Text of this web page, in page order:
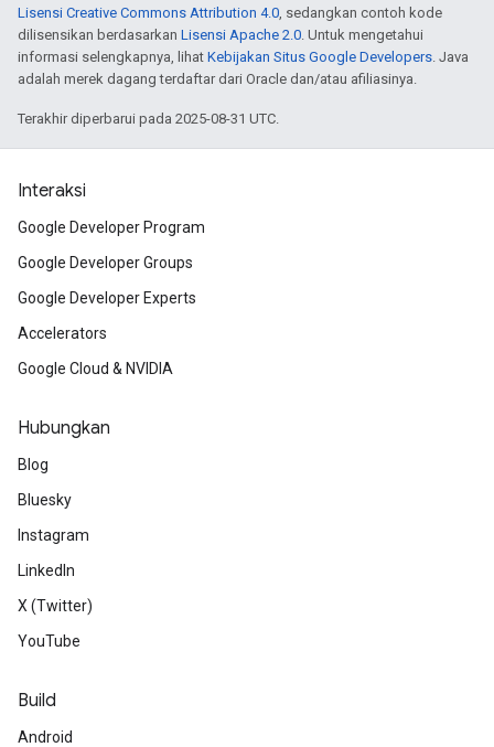
Lisensi Creative Commons Attribution 4.0, sedangkan contoh kode
dilisensikan berdasarkan Lisensi Apache 2.0. Untuk mengetahui
informasi selengkapnya, lihat Kebijakan Situs Google Developers. Java
adalah merek dagang terdaftar dari Oracle dan/atau afiliasinya.
Terakhir diperbarui pada 2025-08-31 UTC.
Interaksi
Google Developer Program
Google Developer Groups
Google Developer Experts
Accelerators
Google Cloud & NVIDIA
Hubungkan
Blog
Bluesky
Instagram
LinkedIn
X (Twitter)
YouTube
Build
Android